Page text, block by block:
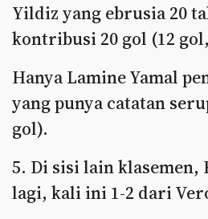
Yildiz yang ebrusia 20
kontribusi 20 gol (12
Hanya Lamine Yamal
yang punya catatan
gol).
5. Di sisi lain
lagi, kali ini 1-2 dari